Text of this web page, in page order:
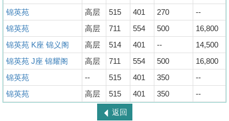
锦英苑
高层 515 401 270
--
锦英苑
高层 711 554 500
16,800
锦英苑 K座 锦义阁
高层 514 401 --
14,500
锦英苑 J座 锦耀阁
高层 711 554 500
16,800
锦英苑
-- 515 401 350
--
锦英苑
高层 515 401 350 --
返回